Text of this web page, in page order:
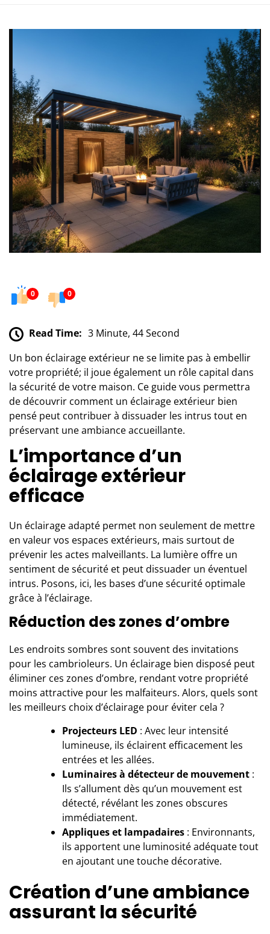
0 0
Read Time: 3 Minute, 44 Second
Un bon éclairage extérieur ne se limite pas à embellir
votre propriété; il joue également un rôle capital dans
la sécurité de votre maison. Ce guide vous permettra
de découvrir comment un éclairage extérieur bien
pensé peut contribuer à dissuader les intrus tout en
préservant une ambiance accueillante.
L’importance d’un
éclairage extérieur
efficace
Un éclairageadapté permet non seulement de mettre
en valeur vos espaces extérieurs, mais surtout de
prévenir les actes malveillants. La lumière offre un
sentiment de sécurité et peut dissuader un éventuel
intrus. Posons, ici, les bases d’une sécurité optimale
grâce à l’éclairage.
Réduction des zones d’ombre
Les endroits sombres sont souvent des invitations
pour les cambrioleurs. Un éclairage bien disposé peut
éliminer ces zones d’ombre, rendant votre propriété
moins attractive pour les malfaiteurs. Alors, quels sont
les meilleurs choix d’éclairage pour éviter cela ?
Projecteurs LED : Avec leur intensité
lumineuse, ils éclairent efficacement les
entrées et les allées.
Luminaires à détecteur de mouvement :
Ils s’allument dès qu’un mouvement est
détecté, révélant les zones obscures
immédiatement.
Appliques et lampadaires : Environnants,
ils apportent une luminosité adéquate tout
en ajoutant une touche décorative.
Création d’une ambiance
assurant la sécurité